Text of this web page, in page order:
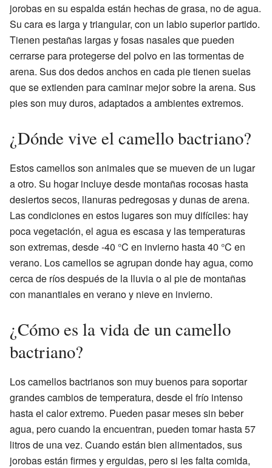
jorobas en su espalda están hechas de grasa, no de agua.
Su cara es larga y triangular, con un labio superior partido.
Tienen pestañas largas y fosas nasales que pueden
cerrarse para protegerse del polvo en las tormentas de
arena. Sus dos dedos anchos en cada pie tienen suelas
que se extienden para caminar mejor sobre la arena. Sus
pies son muy duros, adaptados a ambientes extremos.
¿Dónde vive el camello bactriano?
Estos camellos son animales que se mueven de un lugar
a otro. Su hogar incluye desde montañas rocosas hasta
desiertos secos, llanuras pedregosas y dunas de arena.
Las condiciones en estos lugares son muy difíciles: hay
poca vegetación, el agua es escasa y las temperaturas
son extremas, desde -40 °C en invierno hasta 40 °C en
verano. Los camellos se agrupan donde hay agua, como
cerca de ríos después de la lluvia o al pie de montañas
con manantiales en verano y nieve en invierno.
¿Cómo es la vida de un camello
bactriano?
Los camellos bactrianos son muy buenos para soportar
grandes cambios de temperatura, desde el frío intenso
hasta el calor extremo. Pueden pasar meses sin beber
agua, pero cuando la encuentran, pueden tomar hasta 57
litros de una vez. Cuando están bien alimentados, sus
jorobas están firmes y erguidas, pero si les falta comida,